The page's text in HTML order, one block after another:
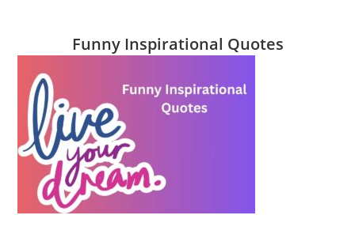
Funny Inspirational Quotes